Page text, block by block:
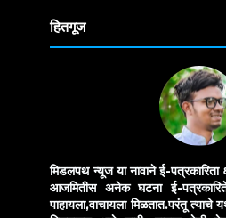
हितगूज
मिडलपथ न्यूज या नावाने ई-पत्रकारिता
आजमितीस अनेक घटना ई-
पाहायला,वाचायला मिळतात.परंतू त्याचे